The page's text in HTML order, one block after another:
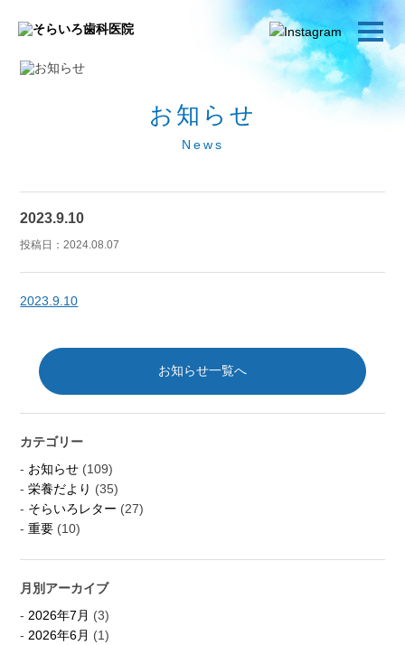
お知らせ
News
2023.9.10
投稿日： 2024.08.07
2023.9.10
お知らせ一覧へ
カテゴリー
お知らせ (109)
栄養だより (35)
そらいろレター (27)
重要 (10)
月別アーカイブ
2026年7月 (3)
2026年6月 (1)